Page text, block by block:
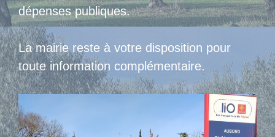
dépenses publiques.
La mairie reste à votre disposition pour
toute information complémentaire.